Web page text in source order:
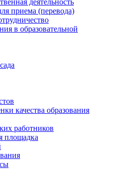
деятельность
приема (перевода)
в образовательной
качества образования
работников
площадка